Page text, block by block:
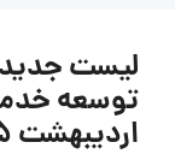
لیست
اردیبهشت 1405